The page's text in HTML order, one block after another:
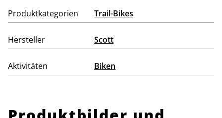
Produktkategorien Trail-Bikes
Hersteller Scott
Aktivitäten Biken